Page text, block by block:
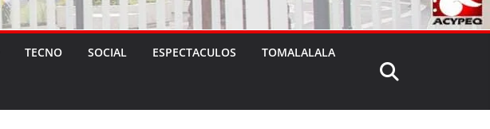
TECNO SOCIAL ESPECTACULOS TOMALALALA